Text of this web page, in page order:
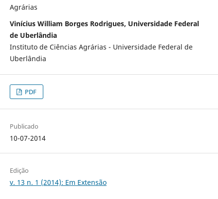
Agrárias
Vinícius William Borges Rodrigues, Universidade Federal
de Uberlândia
Instituto de Ciências Agrárias - Universidade Federal de
Uberlândia
PDF
Publicado
10-07-2014
Edição
v. 13 n. 1 (2014): Em Extensão